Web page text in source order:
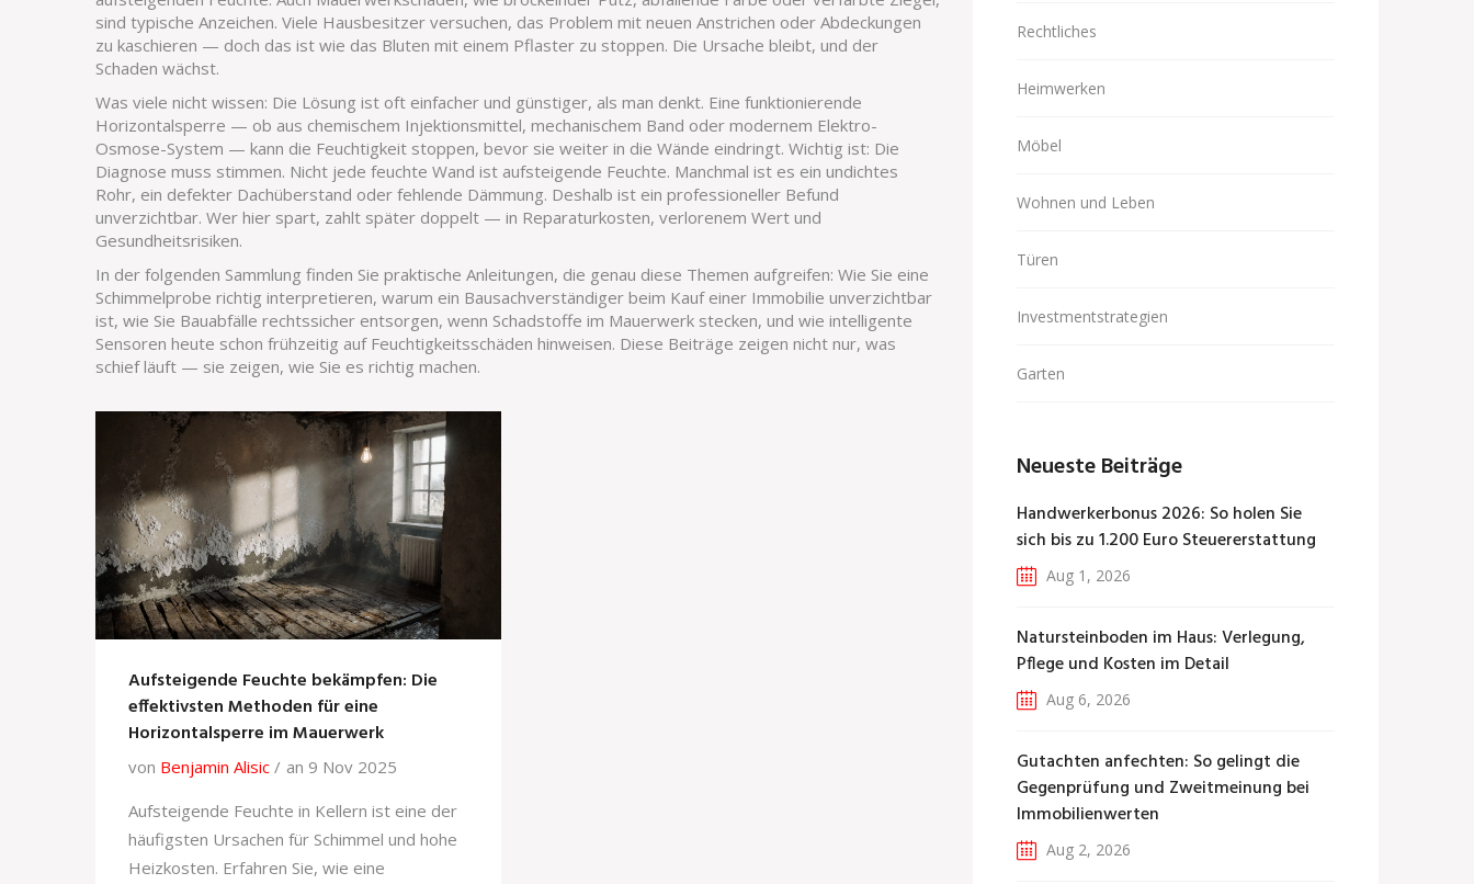
sind typische Anzeichen. Viele Hausbesitzer versuchen, das Problem mit neuen Anstrichen oder Abdeckungen
zu kaschieren — doch das ist wie das Bluten mit einem Pflaster zu stoppen. Die Ursache bleibt, und der
Schaden wächst.
Was viele nicht wissen: Die Lösung ist oft einfacher und günstiger, als man denkt. Eine funktionierende
Horizontalsperre — ob aus chemischem Injektionsmittel, mechanischem Band oder modernem Elektro-
Osmose-System — kann die Feuchtigkeit stoppen, bevor sie weiter in die Wände eindringt. Wichtig ist: Die
Diagnose muss stimmen. Nicht jede feuchte Wand ist aufsteigende Feuchte. Manchmal ist es ein undichtes
Rohr, ein defekter Dachüberstand oder fehlende Dämmung. Deshalb ist ein professioneller Befund
unverzichtbar. Wer hier spart, zahlt später doppelt — in Reparaturkosten, verlorenem Wert und
Gesundheitsrisiken.
In der folgenden Sammlung finden Sie praktische Anleitungen, die genau diese Themen aufgreifen: Wie Sie eine
Schimmelprobe richtig interpretieren, warum ein Bausachverständiger beim Kauf einer Immobilie unverzichtbar
ist, wie Sie Bauabfälle rechtssicher entsorgen, wenn Schadstoffe im Mauerwerk stecken, und wie intelligente
Sensoren heute schon frühzeitig auf Feuchtigkeitsschäden hinweisen. Diese Beiträge zeigen nicht nur, was
schief läuft — sie zeigen, wie Sie es richtig machen.
Aufsteigende Feuchte bekämpfen: Die
effektivsten Methoden für eine
Horizontalsperre im Mauerwerk
von Benjamin Alisic
an 9 Nov 2025
Aufsteigende Feuchte in Kellern ist eine der
häufigsten Ursachen für Schimmel und hohe
Heizkosten. Erfahren Sie, wie eine
Rechtliches
Heimwerken
Möbel
Wohnen und Leben
Türen
Investmentstrategien
Garten
Neueste Beiträge
Handwerkerbonus 2026: So holen Sie
sich bis zu 1.200 Euro Steuererstattung
Aug 1, 2026
Natursteinboden im Haus: Verlegung,
Pflege und Kosten im Detail
Aug 6, 2026
Gutachten anfechten: So gelingt die
Gegenprüfung und Zweitmeinung bei
Immobilienwerten
Aug 2, 2026